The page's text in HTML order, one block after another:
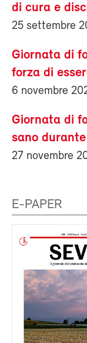
di cura e
25 settembre
Giornata di
forza di
6 novembre
Giornata di
sano
27 novembre
E-PAPER